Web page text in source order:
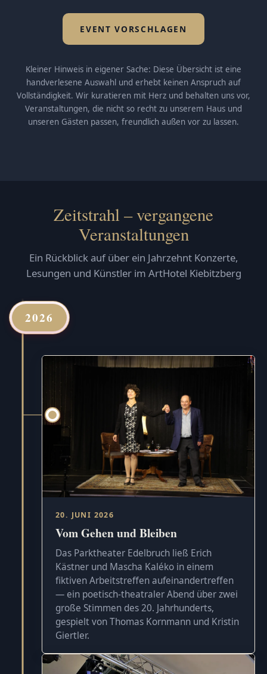
EVENT VORSCHLAGEN
Kleiner Hinweis in eigener Sache: Diese Übersicht ist eine
handverlesene Auswahl und erhebt keinen Anspruch auf
Vollständigkeit. Wir kuratieren mit Herz und behalten uns vor,
Veranstaltungen, die nicht so recht zu unserem Haus und
unseren Gästen passen, freundlich außen vor zu lassen.
Zeitstrahl – vergangene
Veranstaltungen
Ein Rückblick auf über ein Jahrzehnt Konzerte,
Lesungen und Künstler im ArtHotel Kiebitzberg
2026
20. JUNI 2026
Vom Gehen und Bleiben
Das Parktheater Edelbruch ließ Erich
Kästner und Mascha Kaléko in einem
fiktiven Arbeitstreffen aufeinandertreffen
— ein poetisch-theatraler Abend über zwei
große Stimmen des 20. Jahrhunderts,
gespielt von Thomas Kornmann und Kristin
Giertler.